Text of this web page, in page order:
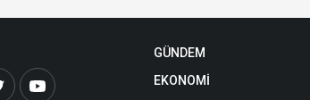
GÜNDEM
EKONOMİ